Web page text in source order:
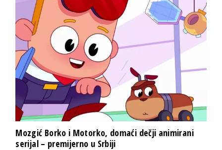
Mozgić Borko i Motorko, domaći dečji animirani
serijal – premijerno u Srbiji